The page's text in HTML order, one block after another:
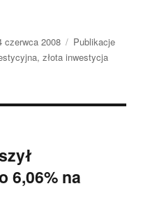
czerwca 2008 Kategorie
Publikacje
,złota inwestycja
6,06% na